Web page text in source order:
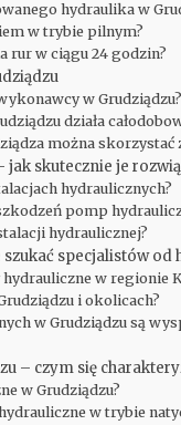
hydraulika w
w trybie pilnym?
rur w ciągu 24 godzin?
w Grudziądzu?
działa
można skorzystać
skutecznie je
hydraulicznych?
pomp
hydraulicznej?
specjalistów od
w regionie
i okolicach?
w Grudziądzu są
– czym się
w Grudziądzu?
w trybie